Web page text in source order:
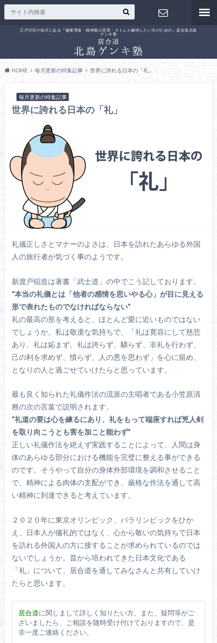
江戸川区小松川にある『健康増進・精神面の充実・ストレス解消したい方のための』居合道北島
ゲンキ塾
せ
HOME 毎月更新の特集記事 世界に誇れる日本の「礼」
毎月更新の特集記事
世界に誇れる日本の「礼」
礼儀正しさとマナーのよさは、日本を訪れたあらゆる外国
人の旅行者が気づく事のようです。
新渡戸稲造は著書「武士道」の中でこう記しております。
“本当の礼儀とは「他者の感情を思いやる心」が目に見える
形で表れたものでなければならない”
礼の最高の形を考えると、ほとんど愛に近いものではない
でしょうか。私は敬虔な気持ちで、「礼は寛容にして慈悲
あり、礼は妬まず、礼は誇らず、驕らず、非礼を行わず、
己の利を求めず、憤らず、人の悪を思わず」を心に留め、
となりの人と過ごせていけたらと思っています。
最も良く知られた礼儀作法の流派の主唱者である小笠原清
務の次の言葉で説明されます。
“礼道の要は心を練るにあり、礼をもって端座すれば兇人剣
を取り向こうとも害を加こと能わず”
正しい礼儀作法を絶えず実践することによって、人間は身
体のあらゆる部分における機能を完璧に整える事ができる
のです。そうやって自分の身体外部環境を調和させること
で、精神による肉体の支配ができ、厳格な作法を通して高
い精神に到達できると考えています。
２０２０年に東京オリンピック、パラリンピックをひか
え、日本人が儀礼的ではなく、心から敬いの気持ちで日本
を訪れる外国人の方に接することが求められているのでは
ないでしょうか。昔から培われてきた日本文化である
「礼」について、居合道を通してみなさんと共有していけ
たらと思います。
居合道に関しまして詳しく知りたい方、また、疑問等がご
ざいましたら、ご相談を随時受け付けておりますので、是
非一度ご連絡ください。